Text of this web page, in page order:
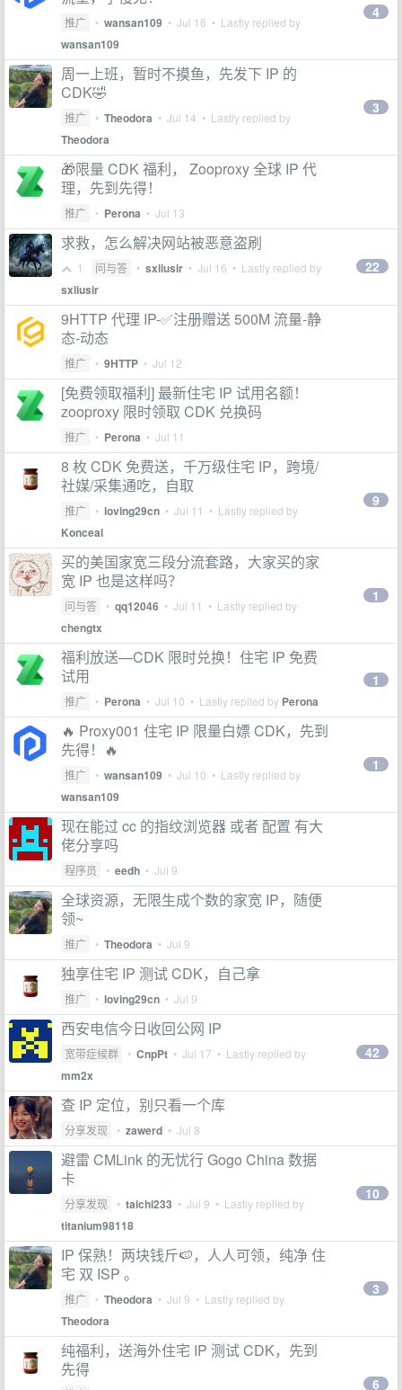
推广 • wansan109 • Jul 16 • Lastly replied by
wansan109
4
周一上班，暂时不摸鱼，先发下 IP 的
CDK🤣
推广 • Theodora • Jul 14 • Lastly replied by
Theodora
3
🎁限量 CDK 福利， Zooproxy 全球 IP 代
理，先到先得！
推广 • Perona • Jul 13
求救，怎么解决网站被恶意盗刷
1 问与答 • sxliusir • Jul 16 • Lastly replied by
sxliusir
22
9HTTP 代理 IP-✅注册赠送 500M 流量-静
态-动态
推广 • 9HTTP • Jul 12
[免费领取福利] 最新住宅 IP 试用名额！
zooproxy 限时领取 CDK 兑换码
推广 • Perona • Jul 11
8 枚 CDK 免费送，千万级住宅 IP，跨境/
社媒/采集通吃，自取
推广 • loving29cn • Jul 11 • Lastly replied by
Konceal
9
买的美国家宽三段分流套路，大家买的家
宽 IP 也是这样吗？
问与答 • qq12046 • Jul 11 • Lastly replied by
chengtx
1
福利放送—CDK 限时兑换！住宅 IP 免费
试用
推广 • Perona • Jul 10 • Lastly replied by Perona
1
🔥 Proxy001 住宅 IP 限量白嫖 CDK，先到
先得！🔥
推广 • wansan109 • Jul 10 • Lastly replied by
wansan109
1
现在能过 cc 的指纹浏览器 或者 配置 有大
佬分享吗
程序员 • eedh • Jul 9
全球资源，无限生成个数的家宽 IP，随便
领~
推广 • Theodora • Jul 9
独享住宅 IP 测试 CDK，自己拿
推广 • loving29cn • Jul 9
西安电信今日收回公网 IP
宽带症候群 • CnpPt • Jul 17 • Lastly replied by
mm2x
42
查 IP 定位，别只看一个库
分享发现 • zawerd • Jul 8
避雷 CMLink 的无忧行 Gogo China 数据
卡
分享发现 • taichi233 • Jul 9 • Lastly replied by
titanium98118
10
IP 保熟！两块钱斤🍉，人人可领，纯净 住
宅 双 ISP 。
推广 • Theodora • Jul 9 • Lastly replied by
Theodora
3
纯福利，送海外住宅 IP 测试 CDK，先到
先得
6